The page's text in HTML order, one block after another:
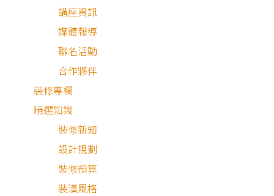
講座資訊
媒體報導
聯名活動
合作夥伴
裝修專欄
精選知識
裝修新知
設計規劃
裝修預算
裝潢風格